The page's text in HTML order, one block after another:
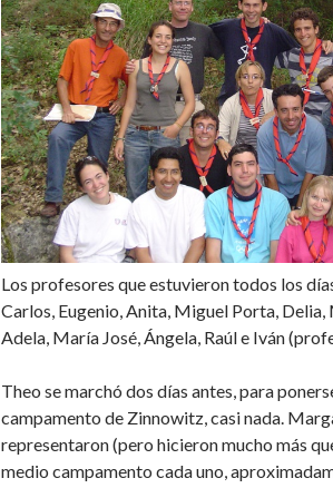
Los profesores que estuvieron todos los
Carlos, Eugenio, Anita, Miguel Porta, Delia,
Adela, María José, Ángela, Raúl e Iván
Theo se marchó dos días antes, para
campamento de Zinnowitz, casi nada.
representaron (pero hicieron mucho más
medio campamento cada uno,